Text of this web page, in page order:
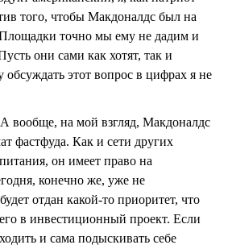
того, чтобы Макдоналдс был на
точно мы ему не дадим и
они сами как хотят, так и
обсуждать этот вопрос в цифрах я не
вообще, на мой взгляд, Макдоналдс
фастфуда. Как и сети других
он имеет право на
конечно же, уже не
отдан какой-то приоритет, что
в инвестиционный проект. Если
и сама подыскивать себе